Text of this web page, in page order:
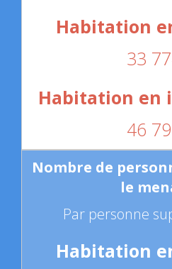
33
46
Par personne